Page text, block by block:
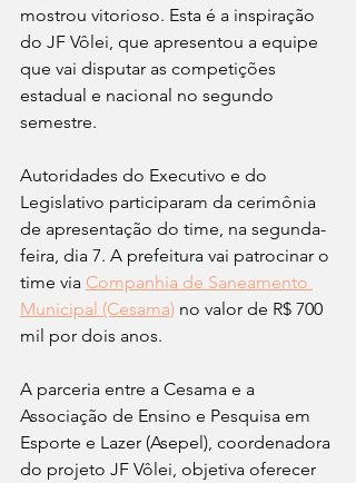
mostrou vitorioso. Esta é a inspiração
do JF Vôlei, que apresentou a equipe
que vai disputar as competições
estadual e nacional no segundo
semestre.
Autoridades do Executivo e do
Legislativo participaram da cerimônia
de apresentação do time, na segunda-
feira, dia 7. A prefeitura vai patrocinar o
time via Companhia de Saneamento
Municipal (Cesama) no valor de R$ 700
mil por dois anos.
A parceria entre a Cesama e a
Associação de Ensino e Pesquisa em
Esporte e Lazer (Asepel), coordenadora
do projeto JF Vôlei, objetiva oferecer